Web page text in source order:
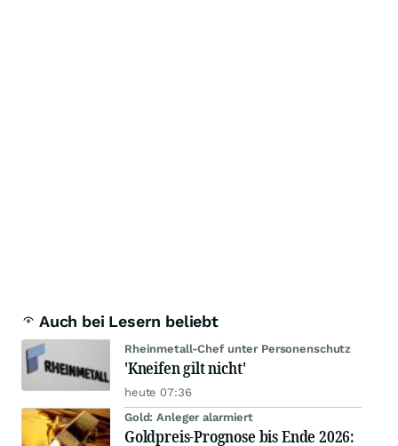
Auch bei Lesern beliebt
Rheinmetall-Chef unter Personenschutz
'Kneifen gilt nicht'
heute 07:36
Gold: Anleger alarmiert
Goldpreis-Prognose bis Ende 2026: